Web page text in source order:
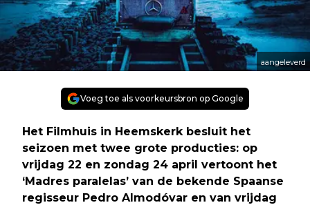
aangeleverd
Voeg toe als voorkeursbron op Google
Het Filmhuis in Heemskerk besluit het
seizoen met twee grote producties: op
vrijdag 22 en zondag 24 april vertoont het
‘Madres paralelas’ van de bekende Spaanse
regisseur Pedro Almodóvar en van vrijdag